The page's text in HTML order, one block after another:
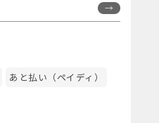
あと払い（ペイディ）